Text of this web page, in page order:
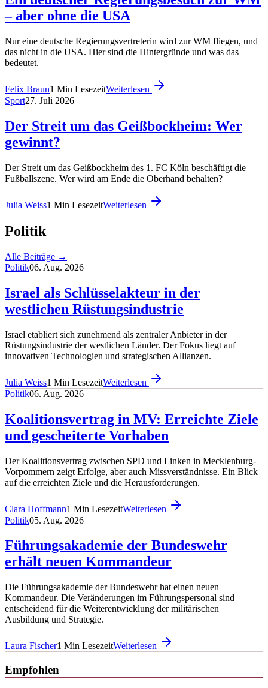
– aber ohne die USA
Nur eine deutsche Regierungsvertreterin wird zur WM fliegen, und
das nicht in die USA. Hier sind die Hintergründe und was das
bedeutet.
Felix Braun1 Min LesezeitWeiterlesen
Sport27. Juli 2026
Der Streit um das Geißbockheim: Wer
gewinnt?
Der Streit um das Geißbockheim des 1. FC Köln beschäftigt die
Fußballszene. Wer wird am Ende die Oberhand behalten?
Julia Weiss1 Min LesezeitWeiterlesen
Politik
Alle Beiträge →
Politik06. Aug. 2026
Israel als Schlüsselakteur in der
westlichen Rüstungsindustrie
Israel etabliert sich zunehmend als zentraler Anbieter in der
Rüstungsindustrie der westlichen Länder. Der Fokus liegt auf
innovativen Technologien und strategischen Allianzen.
Julia Weiss1 Min LesezeitWeiterlesen
Politik06. Aug. 2026
Koalitionsvertrag in MV: Erreichte Ziele
und gescheiterte Vorhaben
Der Koalitionsvertrag zwischen SPD und Linken in Mecklenburg-
Vorpommern zeigt Erfolge, aber auch Missverständnisse. Ein Blick
auf die erreichten Ziele und die Herausforderungen.
Clara Hoffmann1 Min LesezeitWeiterlesen
Politik05. Aug. 2026
Führungsakademie der Bundeswehr
erhält neuen Kommandeur
Die Führungsakademie der Bundeswehr hat einen neuen
Kommandeur. Die Veränderungen im Führungspersonal sind
entscheidend für die Weiterentwicklung der militärischen
Ausbildung und Strategie.
Laura Fischer1 Min LesezeitWeiterlesen
Empfohlen